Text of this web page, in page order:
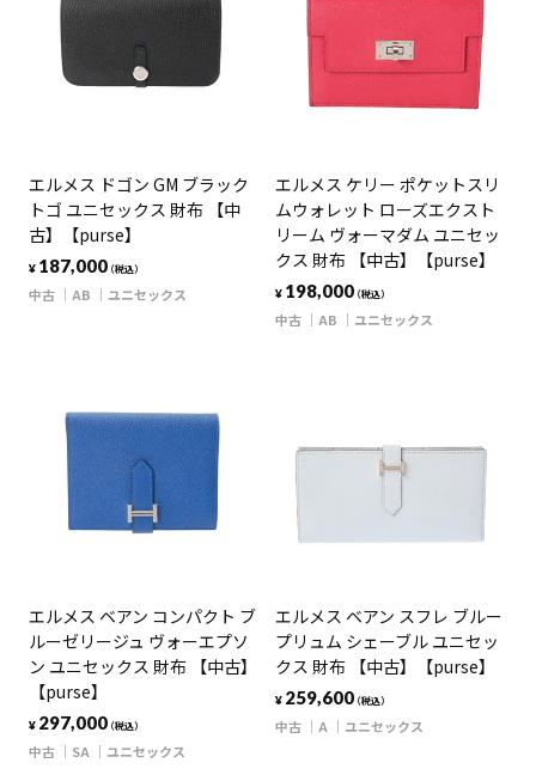
エルメス ドゴン GM ブラック
トゴ ユニセックス 財布 【中
古】【purse】
¥ 187,000（税込）
中古 AB ユニセックス
エルメス ケリー ポケットスリ
ムウォレット ローズエクスト
リーム ヴォーマダム ユニセッ
クス 財布 【中古】【purse】
¥ 198,000（税込）
中古 AB ユニセックス
エルメス ベアン コンパクト ブ
ルーゼリージュ ヴォーエプソ
ン ユニセックス 財布 【中古】
【purse】
¥ 297,000（税込）
中古 SA ユニセックス
エルメス ベアン スフレ ブルー
プリュム シェーブル ユニセッ
クス 財布 【中古】【purse】
¥ 259,600（税込）
中古 A ユニセックス